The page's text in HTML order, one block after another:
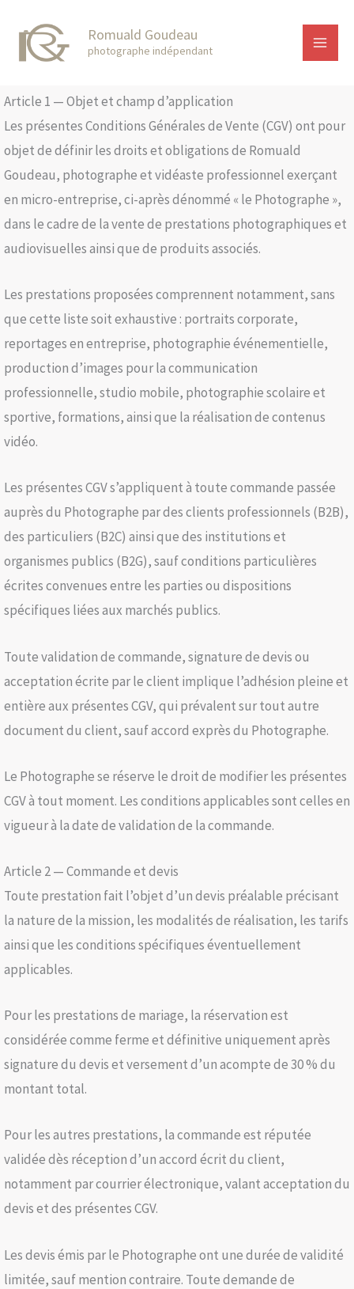
content
Romuald Goudeau
photographe indépendant
Article 1 — Objet et champ d’application
Les présentes Conditions Générales de Vente (CGV) ont pour
objet de définir les droits et obligations de Romuald
Goudeau, photographe et vidéaste professionnel exerçant
en micro-entreprise, ci-après dénommé « le Photographe »,
dans le cadre de la vente de prestations photographiques et
audiovisuelles ainsi que de produits associés.
Les prestations proposées comprennent notamment, sans
que cette liste soit exhaustive : portraits corporate,
reportages en entreprise, photographie événementielle,
production d’images pour la communication
professionnelle, studio mobile, photographie scolaire et
sportive, formations, ainsi que la réalisation de contenus
vidéo.
Les présentes CGV s’appliquent à toute commande passée
auprès du Photographe par des clients professionnels (B2B),
des particuliers (B2C) ainsi que des institutions et
organismes publics (B2G), sauf conditions particulières
écrites convenues entre les parties ou dispositions
spécifiques liées aux marchés publics.
Toute validation de commande, signature de devis ou
acceptation écrite par le client implique l’adhésion pleine et
entière aux présentes CGV, qui prévalent sur tout autre
document du client, sauf accord exprès du Photographe.
Le Photographe se réserve le droit de modifier les présentes
CGV à tout moment. Les conditions applicables sont celles en
vigueur à la date de validation de la commande.
Article 2 — Commande et devis
Toute prestation fait l’objet d’un devis préalable précisant
la nature de la mission, les modalités de réalisation, les tarifs
ainsi que les conditions spécifiques éventuellement
applicables.
Pour les prestations de mariage, la réservation est
considérée comme ferme et définitive uniquement après
signature du devis et versement d’un acompte de 30 % du
montant total.
Pour les autres prestations, la commande est réputée
validée dès réception d’un accord écrit du client,
notamment par courrier électronique, valant acceptation du
devis et des présentes CGV.
Les devis émis par le Photographe ont une durée de validité
limitée, sauf mention contraire. Toute demande de